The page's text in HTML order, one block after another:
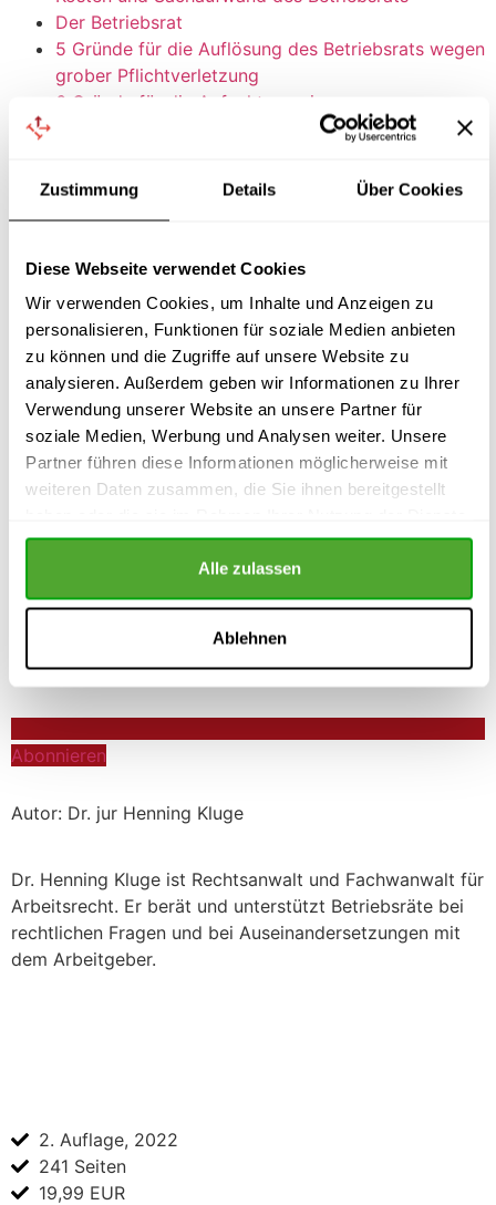
Zustimmung Details Über Cookies
Diese Webseite verwendet Cookies
Wir verwenden Cookies, um Inhalte und Anzeigen zu
personalisieren, Funktionen für soziale Medien anbieten
zu können und die Zugriffe auf unsere Website zu
analysieren. Außerdem geben wir Informationen zu Ihrer
Verwendung unserer Website an unsere Partner für
soziale Medien, Werbung und Analysen weiter. Unsere
Partner führen diese Informationen möglicherweise mit
weiteren Daten zusammen, die Sie ihnen bereitgestellt
gesammelt haben.
Alle zulassen
Ablehnen
Der Betriebsrat
5 Gründe für die Auflösung des Betriebsrats wegen
grober Pflichtverletzung
6 Gründe für die Anfechtung einer
Die neuesten Betriebsrat Videos von unserem YouTube-
Load More...
Abonnieren
Autor: Dr. jur Henning Kluge
Dr. Henning Kluge ist Rechtsanwalt und Fachwanwalt für
Arbeitsrecht. Er berät und unterstützt Betriebsräte bei
rechtlichen Fragen und bei Auseinandersetzungen mit
dem Arbeitgeber.
2. Auflage, 2022
241 Seiten
19,99 EUR